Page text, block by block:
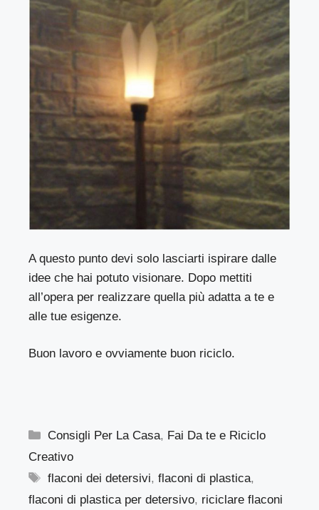
A questo punto devi solo lasciarti ispirare dalle
idee che hai potuto visionare. Dopo mettiti
all’opera per realizzare quella più adatta a te e
alle tue esigenze.
Buon lavoro e ovviamente buon riciclo.
Categorie
Consigli Per La Casa, Fai Da te e Riciclo
Creativo
Tag
flaconi dei detersivi,flaconi di plastica,
flaconi di plastica per detersivo, riciclare flaconi